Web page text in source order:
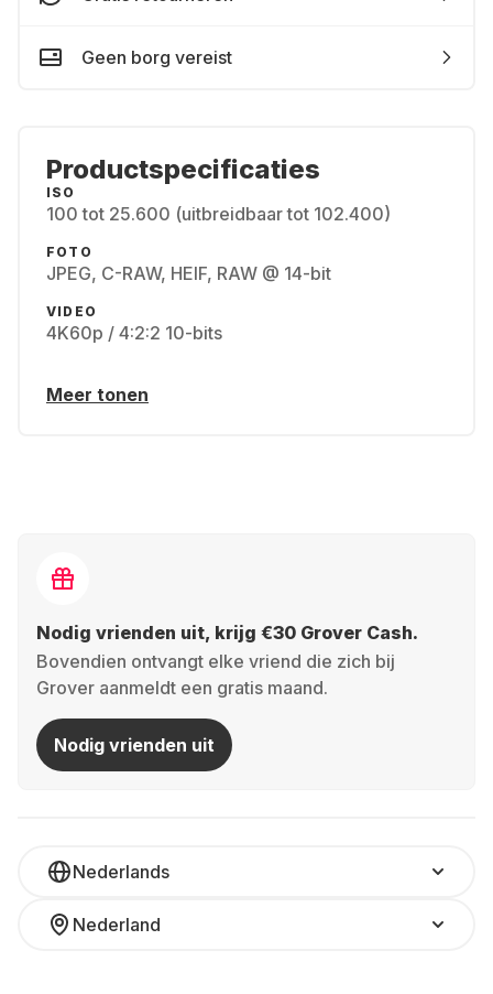
Geen borg vereist
Productspecificaties
ISO
100 tot 25.600 (uitbreidbaar tot 102.400)
FOTO
JPEG, C-RAW, HEIF, RAW @ 14-bit
VIDEO
4K60p / 4:2:2 10-bits
Meer tonen
Nodig vrienden uit, krijg €30 Grover Cash.
Bovendien ontvangt elke vriend die zich bij
Grover aanmeldt een gratis maand.
Nodig vrienden uit
Nederlands
Nederland